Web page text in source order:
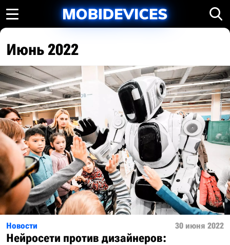
Июнь 2022
Новости 30 июня 2022
Нейросети против дизайнеров: